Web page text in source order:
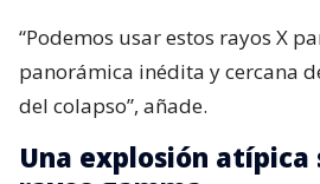
“Podemos usar estos rayos X
panorámica inédita y cercana
del colapso”, añade.
Una explosión atípica